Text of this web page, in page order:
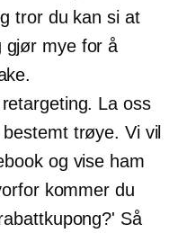
tror du kan si at
gjør mye for å
La oss
trøye. Vi vil
og vise ham
kommer du
Så